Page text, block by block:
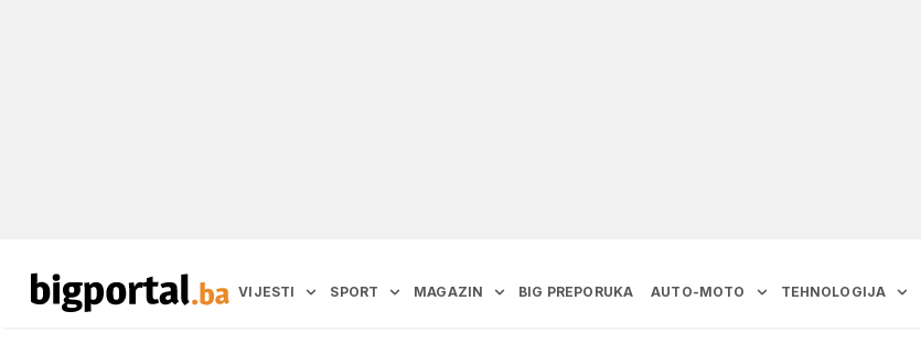
VIJESTI SPORT MAGAZIN BIG PREPORUKA AUTO-MOTO TEHNOLOGIJA